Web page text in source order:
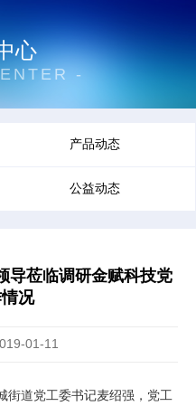
心
-
产品动态
公益动态
导莅临调研金赋科技党
况
01-11
街道党工委书记麦绍强，党工